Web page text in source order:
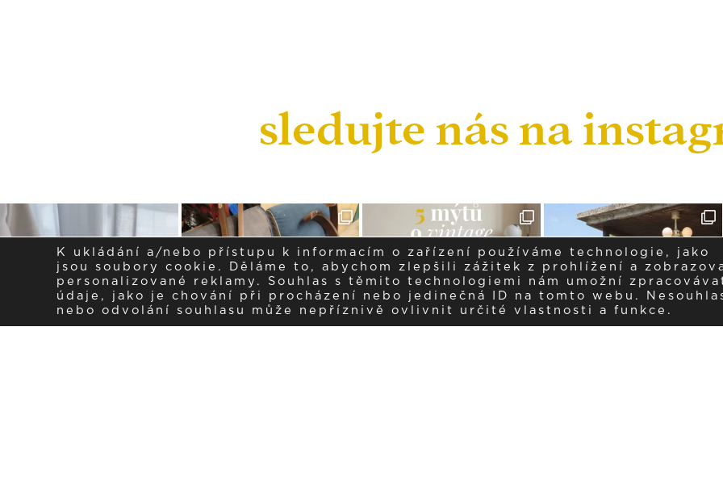
sledujte nás na
K ukládání a/nebo přístupu k informacím o zařízení používáme technologie, jako
jsou soubory cookie. Děláme to, abychom zlepšili zážitek z prohlížení a
personalizované reklamy. Souhlas s těmito technologiemi nám umožní
údaje, jako je chování při procházení nebo jedinečná ID na tomto webu.
nebo odvolání souhlasu může nepříznivě ovlivnit určité vlastnosti a funkce.